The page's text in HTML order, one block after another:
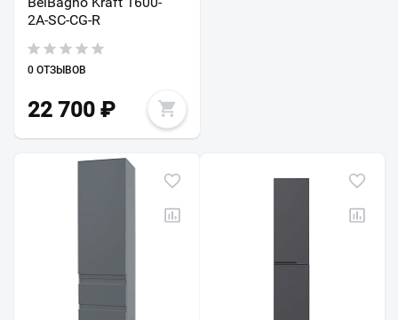
2A-SC-CG-R
0 ОТЗЫВОВ
22 700 ₽